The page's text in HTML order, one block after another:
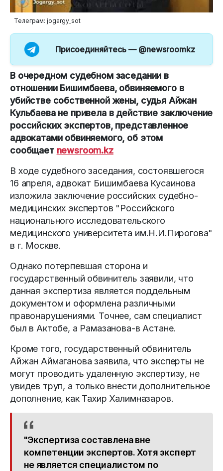
Телеграм: jogargy_sot
Присоединяйтесь — @newsroomkz
В очередном судебном заседании в
отношении Бишимбаева, обвиняемого в
убийстве собственной жены, судья Айжан
Кульбаева не привела в действие заключение
российских экспертов, представленное
адвокатами обвиняемого, об этом
сообщает newsroom.kz
В ходе судебного заседания, состоявшегося
16 апреля, адвокат Бишимбаева Кусаинова
изложила заключение российских судебно-
медицинских экспертов "Российского
национального исследовательского
медицинского университета им.Н.И.Пирогова"
в г. Москве.
Однако потерпевшая сторона и
государственный обвинитель заявили, что
данная экспертиза является поддельным
документом и оформлена различными
правонарушениями. Точнее, сам специалист
был в Актобе, а Рамазанова-в Астане.
Кроме того, государственный обвинитель
Айжан Аймаганова заявила, что эксперты не
могут проводить удаленную экспертизу, не
увидев труп, а только внести дополнительное
дополнение, как Тахир Халимназаров.
"Экспертиза составлена вне
компетенции экспертов. Хотя эксперт
не является специалистом по